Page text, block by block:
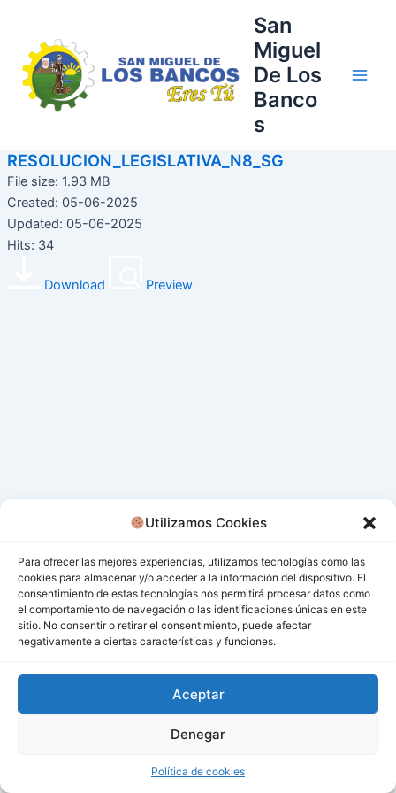
Utilizamos Cookies
Para ofrecer las mejores experiencias, utilizamos tecnologías como las
cookies para almacenar y/o acceder a la información del dispositivo. El
consentimiento de estas tecnologías nos permitirá procesar datos como
el comportamiento de navegación o las identificaciones únicas en este
sitio. No consentir o retirar el consentimiento, puede afectar
negativamente a ciertas características y funciones.
Aceptar
Denegar
Política de cookies
contenido
San
Miguel
De Los
Banco
s
RESOLUCION_LEGISLATIVA_N8_SG
File size: 1.93 MB
Created: 05-06-2025
Updated: 05-06-2025
Hits: 34
Download Preview
Todos los derechos © 2026 San Miguel De Los Bancos |